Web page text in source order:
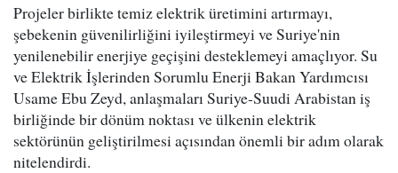
Projeler birlikte temiz elektrik üretimini artırmayı,
şebekenin güvenilirliğini iyileştirmeyi ve Suriye'nin
yenilenebilir enerjiye geçişini desteklemeyi amaçlıyor. Su
ve Elektrik İşlerinden Sorumlu Enerji Bakan Yardımcısı
Usame Ebu Zeyd, anlaşmaları Suriye-Suudi Arabistan iş
birliğinde bir dönüm noktası ve ülkenin elektrik
sektörünün geliştirilmesi açısından önemli bir adım olarak
nitelendirdi.